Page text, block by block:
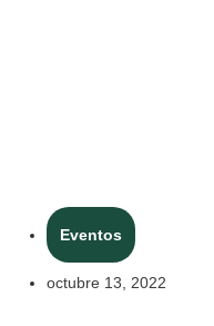
Eventos
octubre 13, 2022